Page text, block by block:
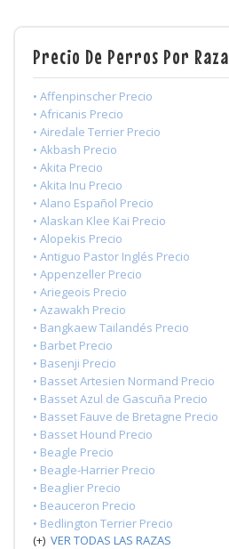
Precio De Perros Por Raza
• Affenpinscher Precio
• Africanis Precio
• Airedale Terrier Precio
• Akbash Precio
• Akita Precio
• Akita Inu Precio
• Alano Español Precio
• Alaskan Klee Kai Precio
• Alopekis Precio
• Antiguo Pastor Inglés Precio
• Appenzeller Precio
• Ariegeois Precio
• Azawakh Precio
• Bangkaew Tailandés Precio
• Barbet Precio
• Basenji Precio
• Basset Artesien Normand Precio
• Basset Azul de Gascuña Precio
• Basset Fauve de Bretagne Precio
• Basset Hound Precio
• Beagle Precio
• Beagle-Harrier Precio
• Beaglier Precio
• Beauceron Precio
• Bedlington Terrier Precio
(+) VER TODAS LAS RAZAS